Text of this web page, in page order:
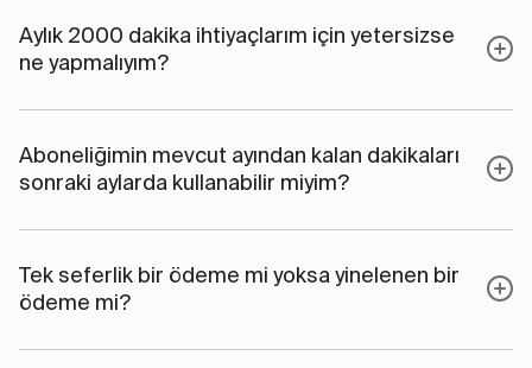
Aylık 2000 dakika ihtiyaçlarım için yetersizse
ne yapmalıyım?
Aboneliğimin mevcut ayından kalan dakikaları
sonraki aylarda kullanabilir miyim?
Tek seferlik bir ödeme mi yoksa yinelenen bir
ödeme mi?